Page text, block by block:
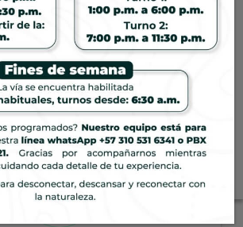
Termal Spa
por experiencias
que renuevan tu